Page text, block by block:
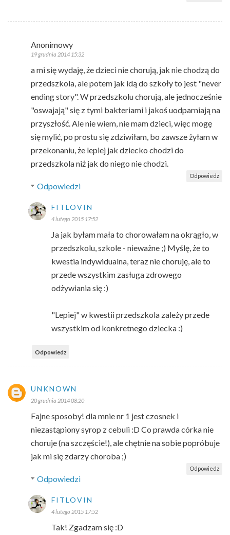
Anonimowy
19 grudnia 2014 15:32
a mi się wydaję, że dzieci nie chorują, jak nie chodzą do
przedszkola, ale potem jak idą do szkoły to jest "never
ending story". W przedszkolu chorują, ale jednocześnie
"oswajają" się z tymi bakteriami i jakoś uodparniają na
przyszłość. Ale nie wiem, nie mam dzieci, więc mogę
się mylić, po prostu się zdziwiłam, bo zawsze żyłam w
przekonaniu, że lepiej jak dziecko chodzi do
przedszkola niż jak do niego nie chodzi.
Odpowiedz
Odpowiedzi
FITLOVIN
4 lutego 2015 17:52
Ja jak byłam mała to chorowałam na okrągło, w
przedszkolu, szkole - nieważne ;) Myślę, że to
kwestia indywidualna, teraz nie choruję, ale to
przede wszystkim zasługa zdrowego
odżywiania się :)
"Lepiej" w kwestii przedszkola zależy przede
wszystkim od konkretnego dziecka :)
Odpowiedz
UNKNOWN
20 grudnia 2014 08:20
Fajne sposoby! dla mnie nr 1 jest czosnek i
niezastąpiony syrop z cebuli :D Co prawda córka nie
choruje (na szczęście!), ale chętnie na sobie popróbuje
jak mi się zdarzy choroba ;)
Odpowiedz
Odpowiedzi
FITLOVIN
4 lutego 2015 17:52
Tak! Zgadzam się :D